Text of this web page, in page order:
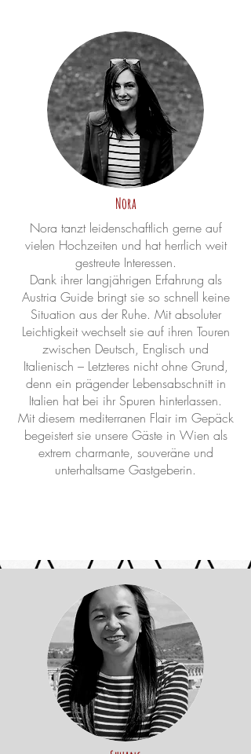
Nora
Nora tanzt leidenschaftlich gerne auf
vielen Hochzeiten und hat herrlich weit
gestreute Interessen.
Dank ihrer langjährigen Erfahrung als
Austria Guide bringt sie so schnell keine
Situation aus der Ruhe. Mit absoluter
Leichtigkeit wechselt sie auf ihren Touren
zwischen Deutsch, Englisch und
Italienisch – Letzteres nicht ohne Grund,
denn ein prägender Lebensabschnitt in
Italien hat bei ihr Spuren hinterlassen.
Mit diesem mediterranen Flair im Gepäck
begeistert sie unsere Gäste in Wien als
extrem charmante, souveräne und
unterhaltsame Gastgeberin.